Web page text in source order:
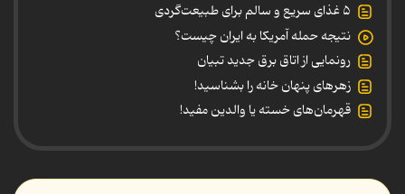
۵ غذای سریع و سالم برای طبیعت‌گردی
نتیجه حمله آمریکا به ایران چیست؟
رونمایی از اتاق برق جدید تبیان
زهرهای پنهان خانه را بشناسید!
قهرمان‌های خسته یا والدین مفید!